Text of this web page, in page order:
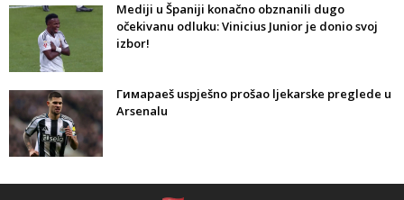
Mediji u Španiji konačno obznanili dugo
očekivanu odluku: Vinicius Junior je donio svoj
izbor!
Гимараeš uspješno prošao ljekarske preglede u
Arsenalu